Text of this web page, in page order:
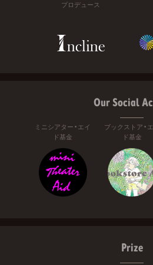
プロデュース
Our Social
ミニシアター・エイ
ド基金
ブックストア・
ド基金
Prize